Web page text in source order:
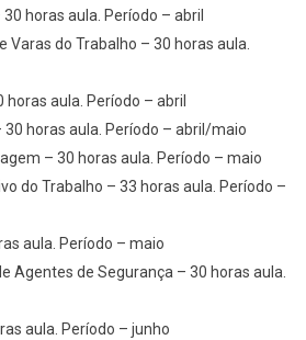
horas aula. Período – abril
Varas do Trabalho – 30 horas aula.
aula. Período – abril
horas aula. Período – abril/maio
– 30 horas aula. Período – maio
do Trabalho – 33 horas aula. Período –
aula. Período – maio
Agentes de Segurança – 30 horas aula.
aula. Período – junho